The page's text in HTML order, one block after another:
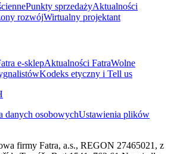
Punkty sprzedażyAktualności
rozwójWirtualny projektant
e-sklepAktualności FatraWolne
Kodeks etyczny i Tell us
danych osobowychUstawienia plików
firmy Fatra, a.s., REGON 27465021, z